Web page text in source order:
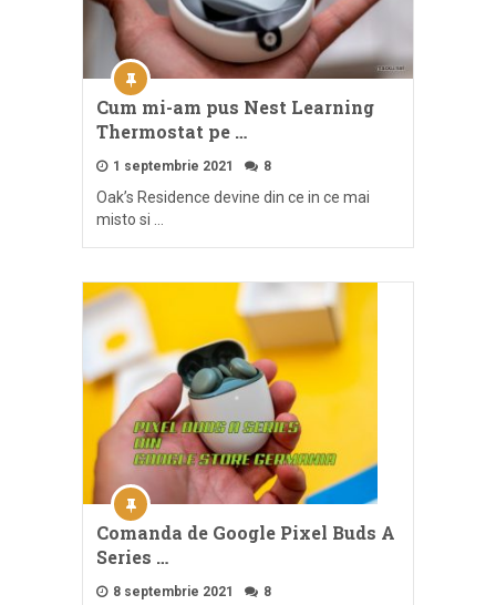
Cum mi-am pus Nest Learning
Thermostat pe …
1 septembrie 2021 8
Oak’s Residence devine din ce in ce mai
misto si …
Comanda de Google Pixel Buds A
Series …
8 septembrie 2021 8